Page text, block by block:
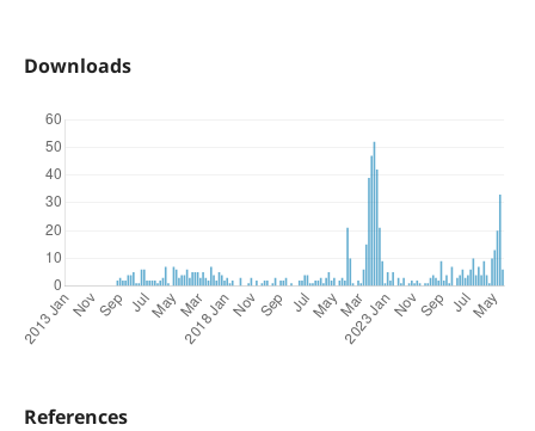
Downloads
References